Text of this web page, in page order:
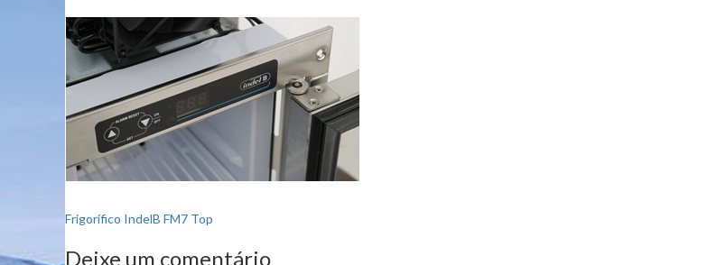
Navegação
de
Frigorífico IndelB FM7 Top
Deixe um comentário